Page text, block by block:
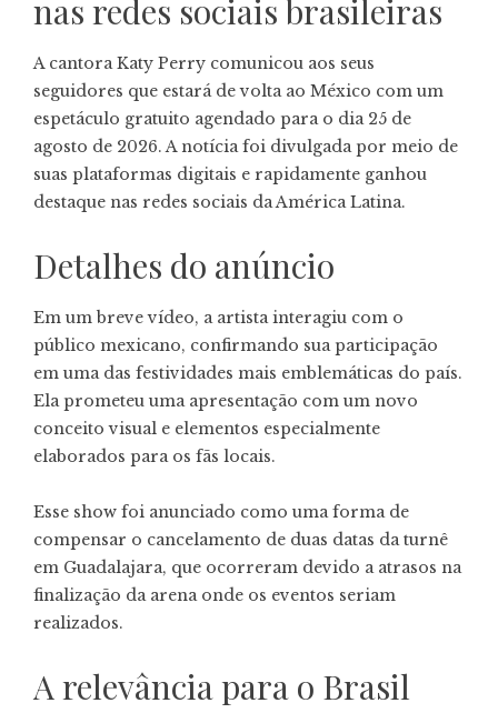
nas redes sociais brasileiras
A cantora Katy Perry comunicou aos seus
seguidores que estará de volta ao México com um
espetáculo gratuito agendado para o dia 25 de
agosto de 2026. A notícia foi divulgada por meio de
suas plataformas digitais e rapidamente ganhou
destaque nas redes sociais da América Latina.
Detalhes do anúncio
Em um breve vídeo, a artista interagiu com o
público mexicano, confirmando sua participação
em uma das festividades mais emblemáticas do país.
Ela prometeu uma apresentação com um novo
conceito visual e elementos especialmente
elaborados para os fãs locais.
Esse show foi anunciado como uma forma de
compensar o cancelamento de duas datas da turnê
em Guadalajara, que ocorreram devido a atrasos na
finalização da arena onde os eventos seriam
realizados.
A relevância para o Brasil